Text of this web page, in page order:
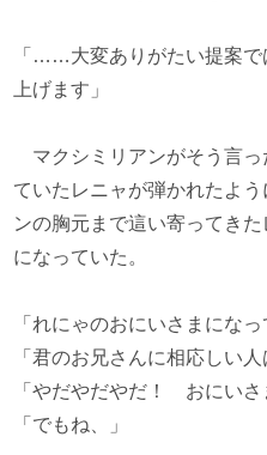
「……大変ありがたい提案で
上げます」
マクシミリアンがそう言っ
ていたレニャが弾かれたよ
ンの胸元まで這い寄ってき
になっていた。
「れにゃのおにいさまになっ
「君のお兄さんに相応しい
「やだやだやだ！ おにいさ
「でもね、」